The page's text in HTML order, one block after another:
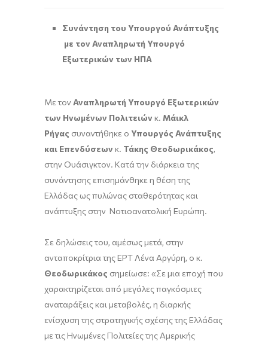
Συνάντηση του Υπουργού Ανάπτυξης
με τον Αναπληρωτή Υπουργό
Εξωτερικών των ΗΠΑ
Με τον Αναπληρωτή Υπουργό Εξωτερικών
των Ηνωμένων Πολιτειών κ. Μάικλ
Ρήγας συναντήθηκε ο Υπουργός Ανάπτυξης
και Επενδύσεων κ. Τάκης Θεοδωρικάκος,
στην Ουάσιγκτον. Κατά την διάρκεια της
συνάντησης επισημάνθηκε η θέση της
Ελλάδας ως πυλώνας σταθερότητας και
ανάπτυξης στην Νοτιοανατολική Ευρώπη.
Σε δηλώσεις του, αμέσως μετά, στην
ανταποκρίτρια της ΕΡΤ Λένα Αργύρη, ο κ.
Θεοδωρικάκος σημείωσε: «Σε μια εποχή που
χαρακτηρίζεται από μεγάλες παγκόσμιες
αναταράξεις και μεταβολές, η διαρκής
ενίσχυση της στρατηγικής σχέσης της Ελλάδας
με τις Ηνωμένες Πολιτείες της Αμερικής